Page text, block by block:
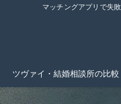
マッチングアプリで失
ツヴァイ・結婚相談所の比較